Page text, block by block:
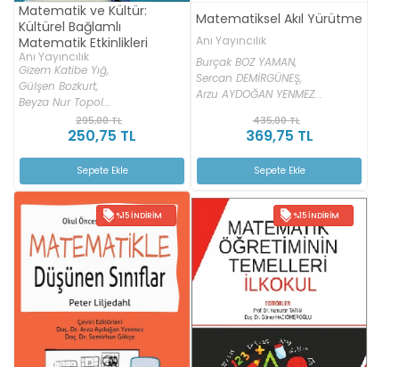
Matematik ve Kültür:
Kültürel Bağlamlı
Matematik Etkinlikleri
Anı Yayıncılık
Gizem Katibe Yığ,
Gülşen Bozkurt,
Beyza Nur Topol...
295,00 TL
250,75 TL
Sepete Ekle
Matematiksel Akıl Yürütme
Anı Yayıncılık
Burçak BOZ YAMAN,
Sercan DEMİRGÜNEŞ,
Arzu AYDOĞAN YENMEZ...
435,00 TL
369,75 TL
Sepete Ekle
%15 İNDIRIM %15 İNDIRIM